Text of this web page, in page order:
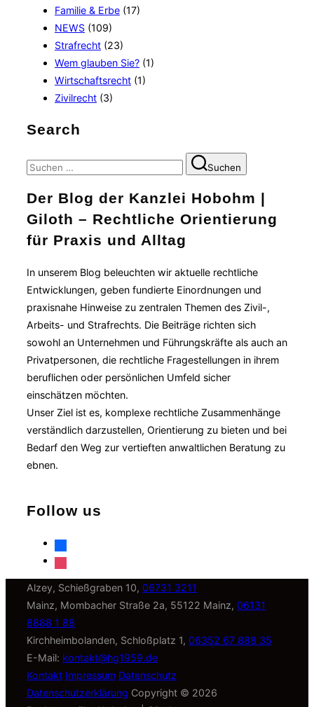
Familie & Erbe (17)
NEWS (109)
Strafrecht (23)
Wem glauben Sie? (1)
Wirtschaftsrecht (1)
Zivilrecht (3)
Search
Suchen
nach:
Suchen
Der Blog der Kanzlei Hobohm |
Giloth – Rechtliche Orientierung
für Praxis und Alltag
In unserem Blog beleuchten wir aktuelle rechtliche
Entwicklungen, geben fundierte Einordnungen und
praxisnahe Hinweise zu zentralen Themen des Zivil-,
Arbeits- und Strafrechts. Die Beiträge richten sich
sowohl an Unternehmen und Führungskräfte als auch an
Privatpersonen, die rechtliche Fragestellungen in ihrem
beruflichen oder persönlichen Umfeld sicher
einschätzen möchten.
Unser Ziel ist es, komplexe rechtliche Zusammenhänge
verständlich darzustellen, Orientierung zu bieten und bei
Bedarf den Weg zur vertieften anwaltlichen Beratung zu
ebnen.
Follow us
facebook
instagram
Alzey, Schießgraben 10, 06731 3211
Mainz, Mombacher Straße 2a, 55122 Mainz, 06131
8888 1 88
Kirchheimbolanden, Schloßplatz 1, 06352 67 888 35
E-Mail: kontakt@hg1959.de
Kontakt Impressum Datenschutz
Datenschutzerklärung Copyright © 2026